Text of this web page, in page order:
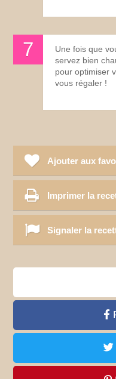
Une fois que
servez bien
pour optimiser
vous régaler !
Ajouter aux
Imprimer la
Signaler la